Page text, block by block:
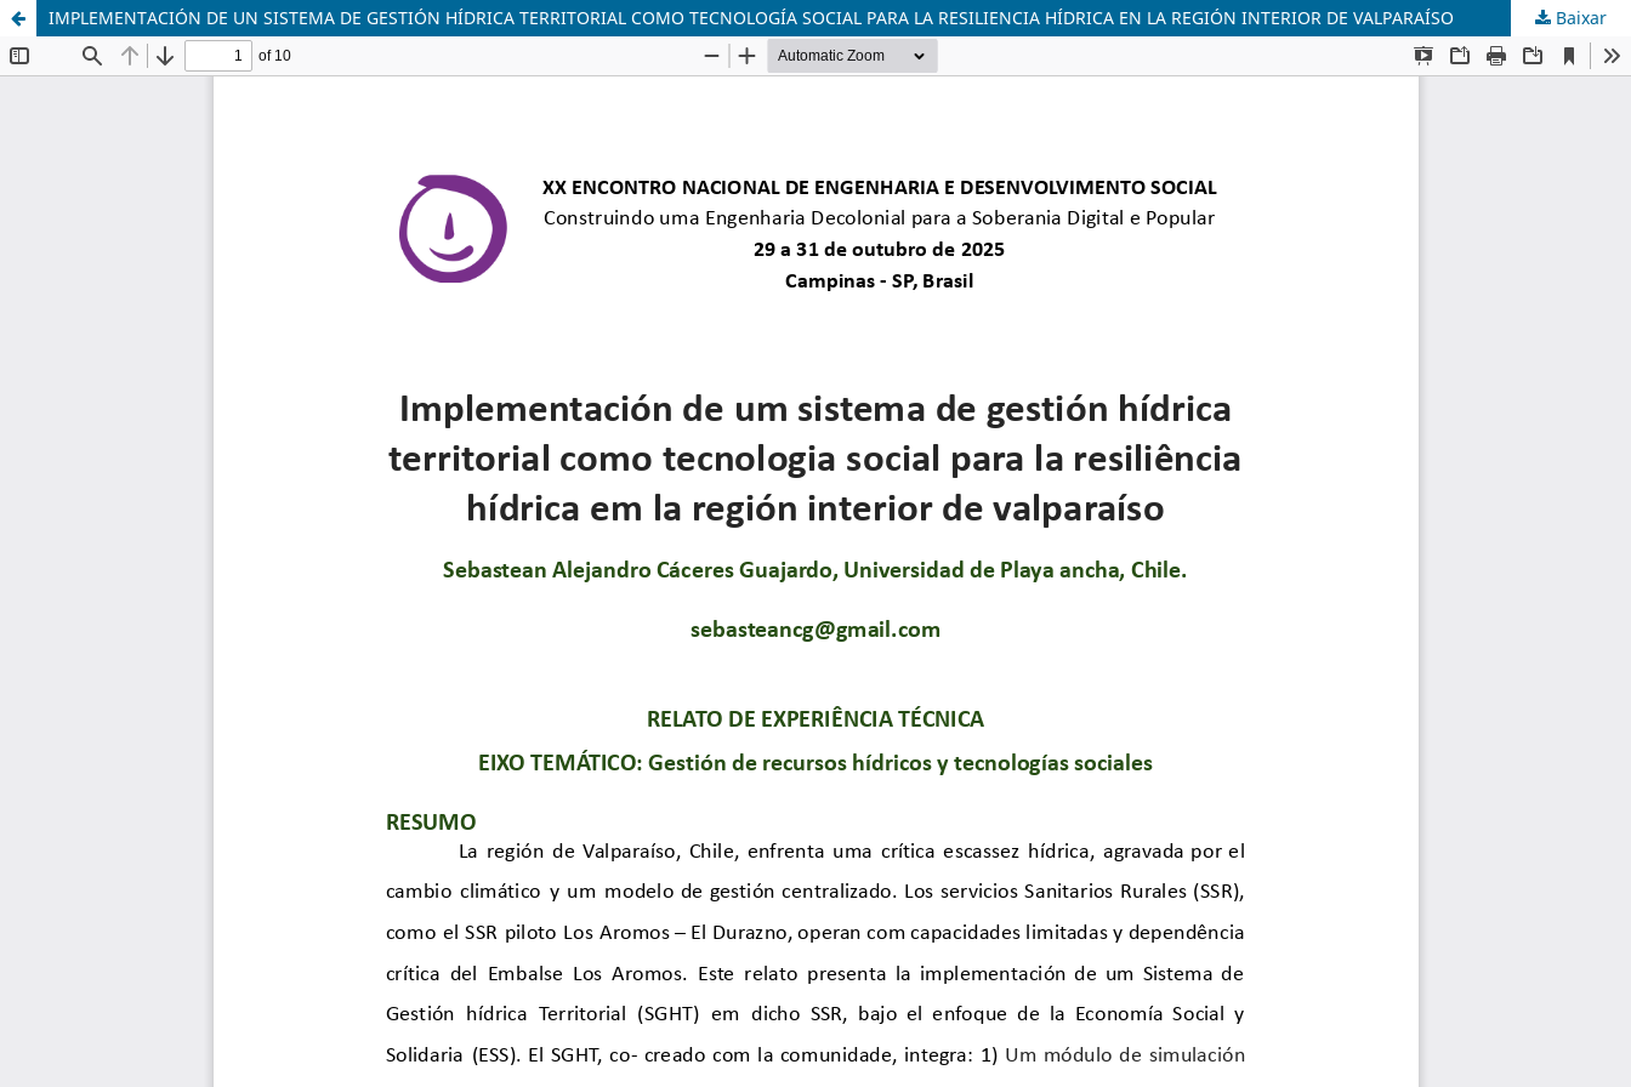
IMPLEMENTACIÓN DE UN SISTEMA DE GESTIÓN HÍDRICA TERRITORIAL COMO TECNOLOGÍA SOCIAL PARA LA RESILIENCIA HÍDRICA EN LA REGIÓN INTERIOR DE VALPARAÍSO Baixar